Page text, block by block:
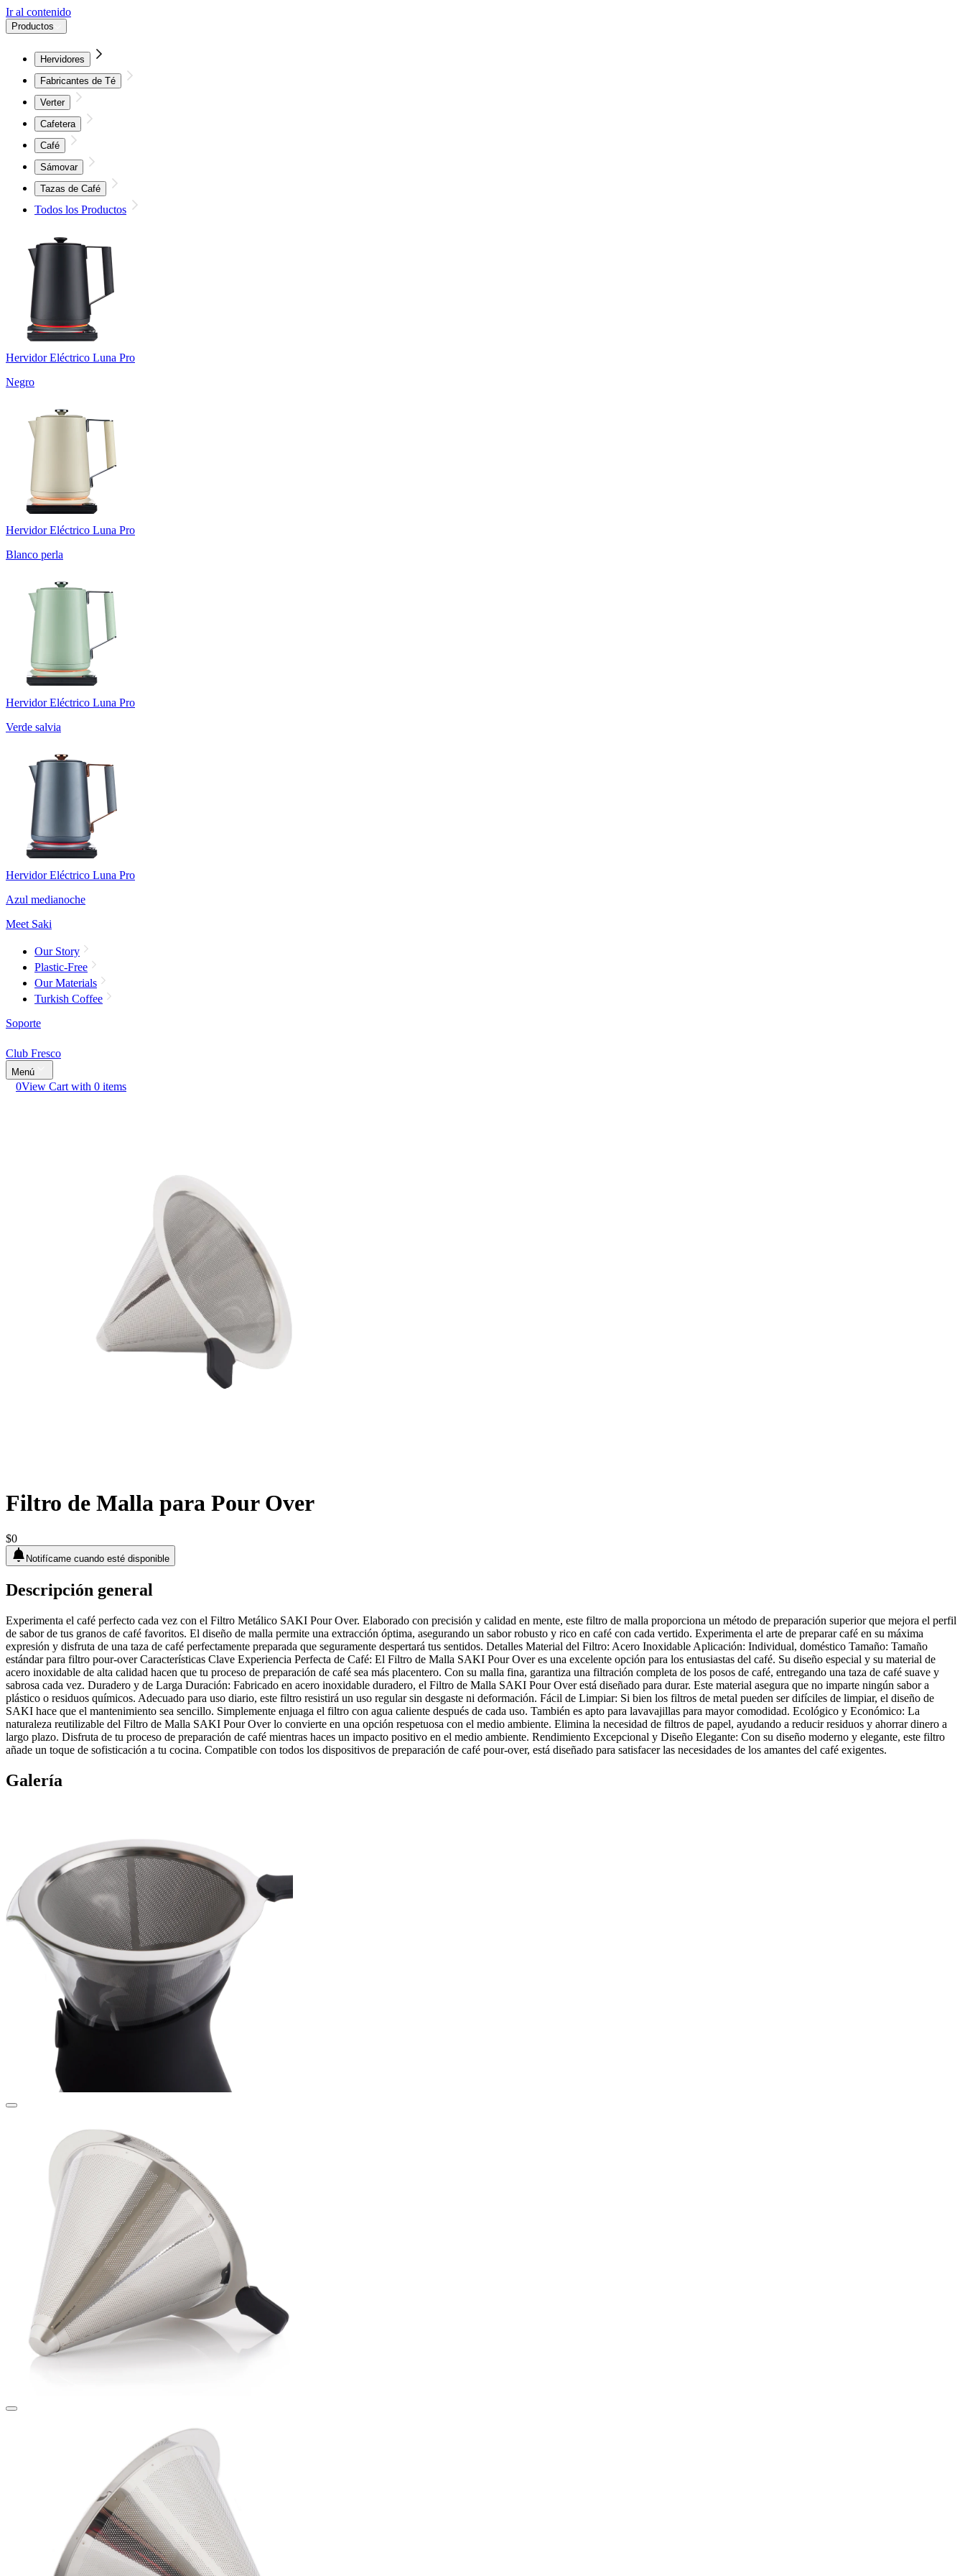
Ir al contenido
Productos
Hervidores
Fabricantes de Té
Verter
Cafetera
Café
Sámovar
Tazas de Café
Todos los Productos
Hervidor Eléctrico Luna Pro
Negro
Hervidor Eléctrico Luna Pro
Blanco perla
Hervidor Eléctrico Luna Pro
Verde salvia
Hervidor Eléctrico Luna Pro
Azul medianoche
Meet Saki
Our Story
Plastic-Free
Our Materials
Turkish Coffee
Soporte
Club Fresco
Menú
0View Cart with 0 items
Filtro de Malla para Pour Over
$0
Notifícame cuando esté disponible
Descripción general
Experimenta el café perfecto cada vez con el Filtro Metálico SAKI Pour Over. Elaborado con precisión y calidad en mente, este filtro de malla proporciona un método de preparación superior que mejora el perfil
de sabor de tus granos de café favoritos. El diseño de malla permite una extracción óptima, asegurando un sabor robusto y rico en café con cada vertido. Experimenta el arte de preparar café en su máxima
expresión y disfruta de una taza de café perfectamente preparada que seguramente despertará tus sentidos. Detalles Material del Filtro: Acero Inoxidable Aplicación: Individual, doméstico Tamaño: Tamaño
estándar para filtro pour-over Características Clave Experiencia Perfecta de Café: El Filtro de Malla SAKI Pour Over es una excelente opción para los entusiastas del café. Su diseño especial y su material de
acero inoxidable de alta calidad hacen que tu proceso de preparación de café sea más placentero. Con su malla fina, garantiza una filtración completa de los posos de café, entregando una taza de café suave y
sabrosa cada vez. Duradero y de Larga Duración: Fabricado en acero inoxidable duradero, el Filtro de Malla SAKI Pour Over está diseñado para durar. Este material asegura que no imparte ningún sabor a
plástico o residuos químicos. Adecuado para uso diario, este filtro resistirá un uso regular sin desgaste ni deformación. Fácil de Limpiar: Si bien los filtros de metal pueden ser difíciles de limpiar, el diseño de
SAKI hace que el mantenimiento sea sencillo. Simplemente enjuaga el filtro con agua caliente después de cada uso. También es apto para lavavajillas para mayor comodidad. Ecológico y Económico: La
naturaleza reutilizable del Filtro de Malla SAKI Pour Over lo convierte en una opción respetuosa con el medio ambiente. Elimina la necesidad de filtros de papel, ayudando a reducir residuos y ahorrar dinero a
largo plazo. Disfruta de tu proceso de preparación de café mientras haces un impacto positivo en el medio ambiente. Rendimiento Excepcional y Diseño Elegante: Con su diseño moderno y elegante, este filtro
añade un toque de sofisticación a tu cocina. Compatible con todos los dispositivos de preparación de café pour-over, está diseñado para satisfacer las necesidades de los amantes del café exigentes.
Galería